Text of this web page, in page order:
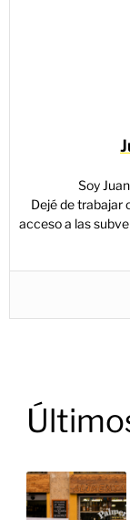
Soy
Dejé de trabajar
acceso a las